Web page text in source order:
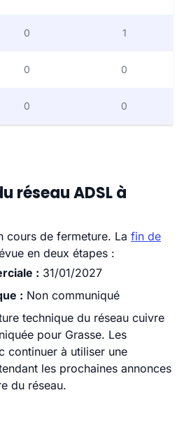
0 1
0 0
0 0
réseau ADSL à
cours de fermeture. La fin de
en deux étapes :
: 31/01/2027
: Non communiqué
technique du réseau cuivre
pour Grasse. Les
continuer à utiliser une
les prochaines annonces
du réseau.